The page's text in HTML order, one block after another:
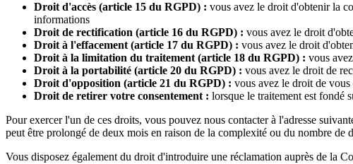
Droit d'accès (article 15 du RGPD) : vous avez le droit d'obtenir la
informations
Droit de rectification (article 16 du RGPD) : vous avez le droit
Droit à l'effacement (article 17 du RGPD) : vous avez le droit
Droit à la limitation du traitement (article 18 du RGPD) : vous
Droit à la portabilité (article 20 du RGPD) : vous avez le droit de
Droit d'opposition (article 21 du RGPD) : vous avez le droit de
Droit de retirer votre consentement : lorsque le traitement est fondé
Pour exercer l'un de ces droits, vous pouvez nous contacter à l'adresse
peut être prolongé de deux mois en raison de la complexité ou du nombre de
Vous disposez également du droit d'introduire une réclamation auprès de la